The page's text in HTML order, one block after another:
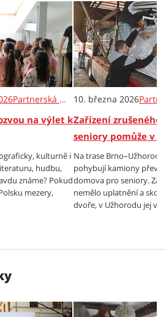
Partnerská města
na výlet k
kulturně i
hudbu,
známe? Pokud
mezery,
10. března 2026
Zařízení zrušeného
seniory pomůže v
Na trase Brno–Užhorod
pohybují kamiony
domova pro seniory.
nemělo uplatnění a
dvoře, v Užhorodu jej